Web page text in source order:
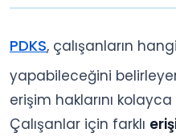
PDKS, çalışanların
yapabileceğini
erişim haklarını
Çalışanlar için farklı